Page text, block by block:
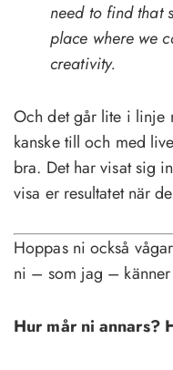
need to find that
place where we
creativity.
Och det går lite i linje
kanske till och med
bra. Det har visat sig
visa er resultatet när
Hoppas ni också
ni – som jag – känner
Hur mår ni annars?